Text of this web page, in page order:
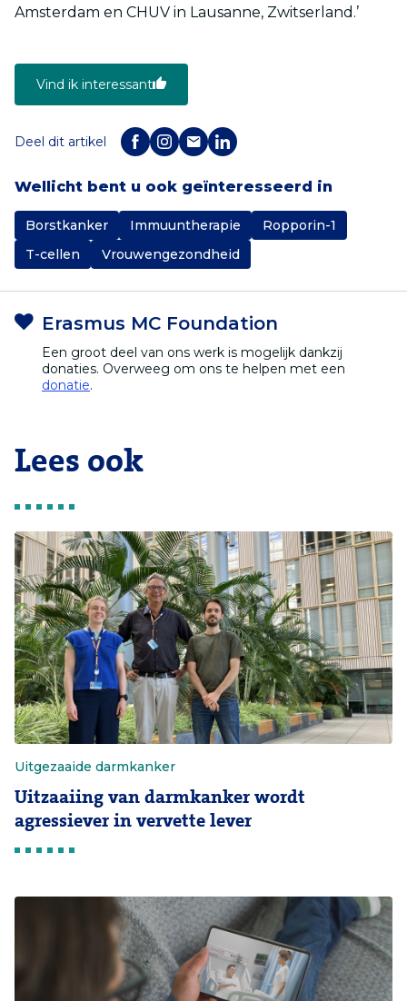
Amsterdam en CHUV in Lausanne, Zwitserland.’
Vind ik interessant
Deel dit artikel
Wellicht bent u ook geïnteresseerd in
Borstkanker Immuuntherapie
Ropporin-1
T-cellen
Vrouwengezondheid
Erasmus MC Foundation
Een groot deel van ons werk is mogelijk dankzij
donaties. Overweeg om ons te helpen met een
donatie.
Lees ook
Uitgezaaide darmkanker
Uitzaaiing van darmkanker wordt
agressiever in vervette lever